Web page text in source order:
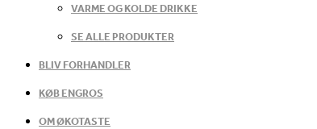
VARME OG KOLDE DRIKKE
SE ALLE PRODUKTER
BLIV FORHANDLER
KØB ENGROS
OM ØKOTASTE